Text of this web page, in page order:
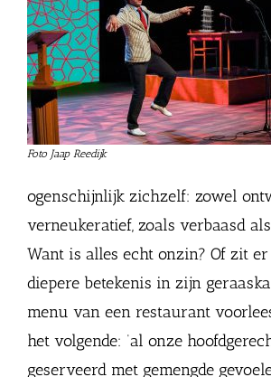
Foto Jaap Reedijk
ogenschijnlijk zichzelf: zowel
verneukeratief, zoals verbaasd
Want is alles echt onzin? Of zit
diepere betekenis in zijn
menu van een restaurant
het volgende: ‘al onze
geserveerd met gemengde